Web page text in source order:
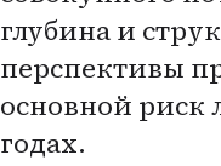
глубина и
перспективы
основной риск
годах.